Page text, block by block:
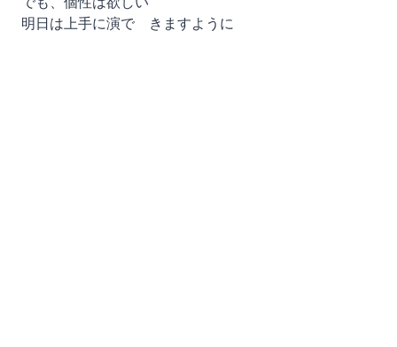
明日は上手に演で きますように